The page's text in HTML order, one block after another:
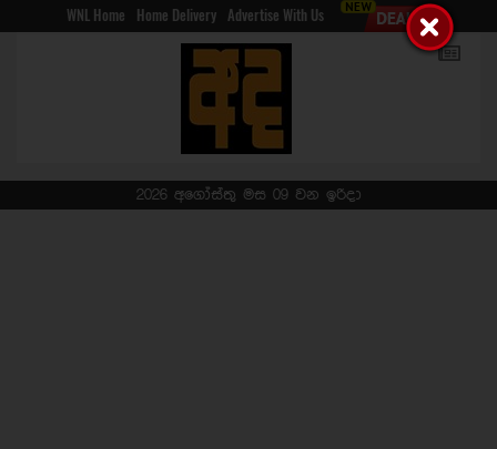
WNL Home Home Delivery Advertise With Us
2026 අගෝස්තු මස 09 වන ඉරිදා